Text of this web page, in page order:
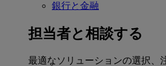
銀行と金融
担当者と相談する
最適なソリューションの選択、